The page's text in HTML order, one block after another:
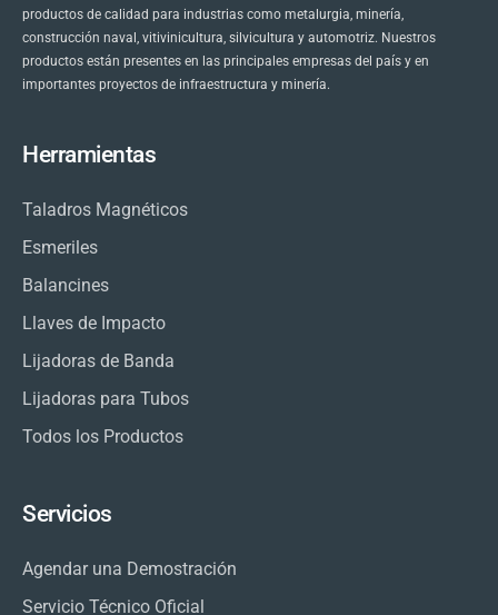
productos de calidad para industrias como metalurgia, minería,
construcción naval, vitivinicultura, silvicultura y automotriz. Nuestros
productos están presentes en las principales empresas del país y en
importantes proyectos de infraestructura y minería.
Herramientas
Taladros Magnéticos
Esmeriles
Balancines
Llaves de Impacto
Lijadoras de Banda
Lijadoras para Tubos
Todos los Productos
Servicios
Agendar una Demostración
Servicio Técnico Oficial